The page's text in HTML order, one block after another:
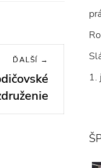
ĎALŠÍ →
1.